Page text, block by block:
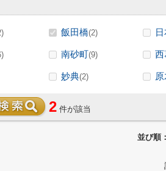
飯田橋(2)
南砂町(9) 西
妙典(2)
2 件が該当
並び順：